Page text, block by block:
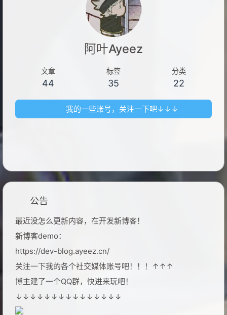
阿叶Ayeez
文章
44
标签
35
分类
22
我的一些账号，关注一下吧↓↓↓
公告
最近没怎么更新内容，在开发新博客！
新博客demo：
https://dev-blog.ayeez.cn/
关注一下我的各个社交媒体账号吧！！！↑↑↑
博主建了一个QQ群，快进来玩吧！
↓↓↓↓↓↓↓↓↓↓↓↓↓↓↓